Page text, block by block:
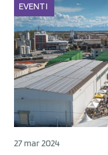
EVENTI
27 mar 2024